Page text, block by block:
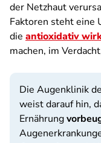
der Netzhaut
Faktoren steht eine
die antioxidativ
machen, im
Die Augenklinik
weist darauf hin,
Ernährung